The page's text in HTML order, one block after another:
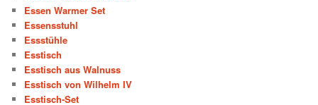
Essen Warmer Set
Essensstuhl
Essstühle
Esstisch
Esstisch aus Walnuss
Esstisch von Wilhelm IV
Esstisch-Set